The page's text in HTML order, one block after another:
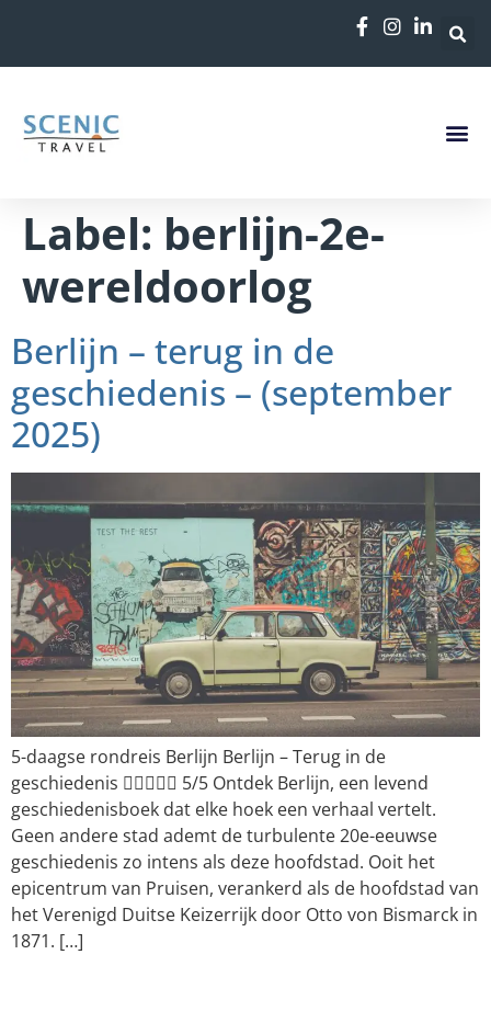
Label: berlijn-2e-
wereldoorlog
Berlijn – terug in de
geschiedenis – (september
2025)
5-daagse rondreis Berlijn Berlijn – Terug in de
geschiedenis  5/5 Ontdek Berlijn, een levend
geschiedenisboek dat elke hoek een verhaal vertelt.
Geen andere stad ademt de turbulente 20e-eeuwse
geschiedenis zo intens als deze hoofdstad. Ooit het
epicentrum van Pruisen, verankerd als de hoofdstad van
het Verenigd Duitse Keizerrijk door Otto von Bismarck in
1871. […]